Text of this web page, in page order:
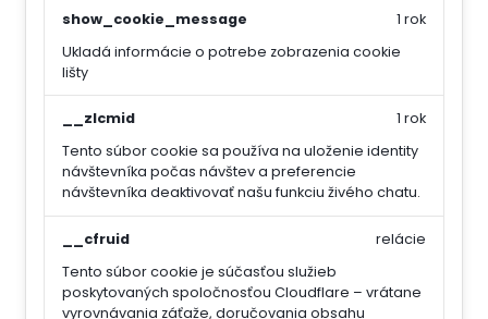
show_cookie_message
Ukladá informácie o potrebe zobrazenia cookie
lišty
1 rok
__zlcmid
Tento súbor cookie sa používa na uloženie identity
návštevníka počas návštev a preferencie
návštevníka deaktivovať našu funkciu živého chatu.
1 rok
__cfruid
Tento súbor cookie je súčasťou služieb
poskytovaných spoločnosťou Cloudflare – vrátane
vyrovnávania záťaže, doručovania obsahu
relácie